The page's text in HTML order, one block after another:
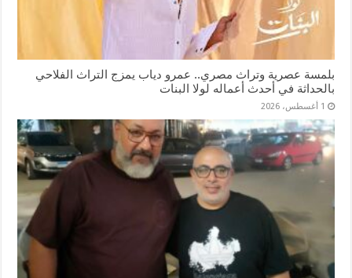
بلمسة عصرية وتراث مصري.. عمرو دياب يمزج التراث الفلاحي
بالحداثة في أحدث أعماله لولا البنات
1 أغسطس، 2026